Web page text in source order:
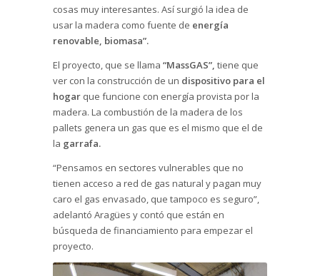
cosas muy interesantes. Así surgió la idea de
usar la madera como fuente de energía
renovable, biomasa”.
El proyecto, que se llama “MassGAS”, tiene que
ver con la construcción de un dispositivo para el
hogar que funcione con energía provista por la
madera. La combustión de la madera de los
pallets genera un gas que es el mismo que el de
la garrafa.
“Pensamos en sectores vulnerables que no
tienen acceso a red de gas natural y pagan muy
caro el gas envasado, que tampoco es seguro”,
adelantó Aragües y contó que están en
búsqueda de financiamiento para empezar el
proyecto.